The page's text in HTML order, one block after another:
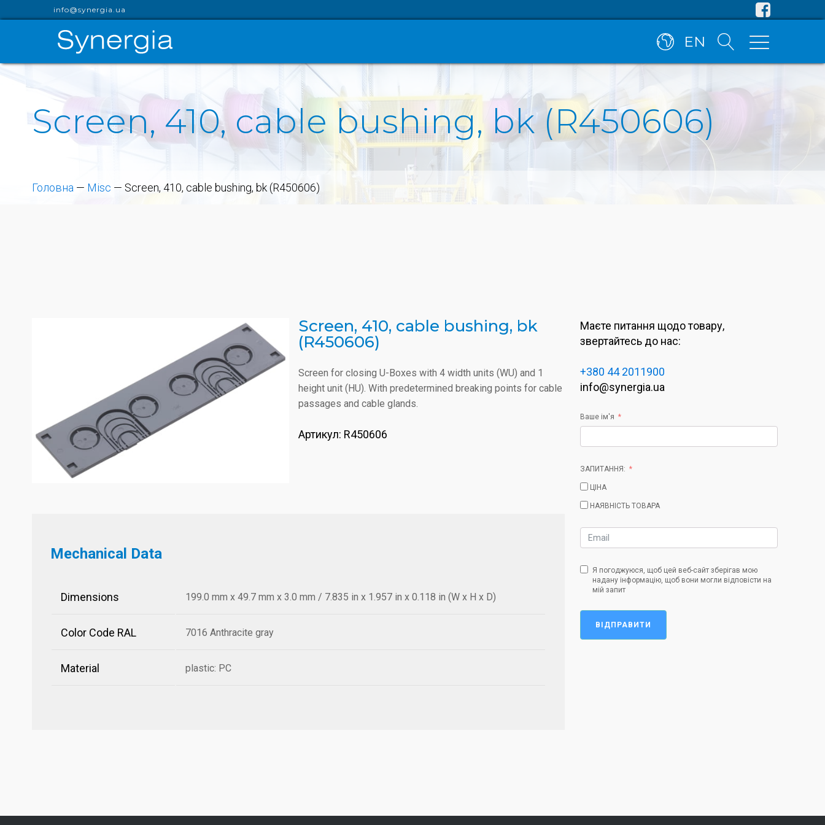
info@synergia.ua
EN
Screen, 410, cable bushing, bk (R450606)
Головна — Misc — Screen, 410, cable bushing, bk (R450606)
Screen, 410, cable bushing, bk
(R450606)
Screen for closing U-Boxes with 4 width units (WU) and 1
height unit (HU). With predetermined breaking points for cable
passages and cable glands.
Артикул: R450606
Mechanical Data
Dimensions 199.0 mm x 49.7 mm x 3.0 mm / 7.835 in x 1.957 in x 0.118 in (W x H x D)
Color Code RAL 7016 Anthracite gray
Material plastic: PC
Маєте питання щодо товару,
звертайтесь до нас:
+380 44 2011900
info@synergia.ua
Ваше ім'я
ЗАПИТАННЯ:
ЦІНА
НАЯВНІСТЬ ТОВАРА
Я погоджуюся, щоб цей веб-сайт зберігав мою
надану інформацію, щоб вони могли відповісти на
мій запит
ВІДПРАВИТИ